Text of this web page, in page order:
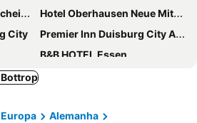
Meliá
Hotel Oberhausen Neue Mitte Affiliated by Meliá
City
Premier Inn Duisburg City Altstadt
B&B HOTEL Essen
Ihg
Campanile Duisburg City
Bottrop
Europa
Alemanha